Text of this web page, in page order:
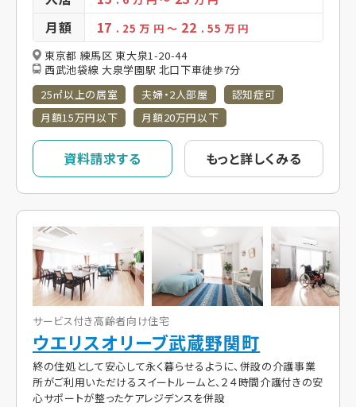
月額 17 . 25万 円 ～ 22 . 55 万 円
東京都 練馬区 東大泉1-20-44
西武池袋線 大泉学園駅 北口下車徒歩7分
25㎡以上の居室
夫婦・2人部屋
認知症可
月額15万円以下
月額20万円以下
資料請求する もっと詳しくみる
サービス付き高齢者向け住宅
ウエリスオリーブ武蔵野関町
終の住処として安心して永く暮らせるように、併設の介護事業
所がご利用いただけるスイートルームと、２４時間介護付きの安
心サポートが整ったケアレジデンスを併設